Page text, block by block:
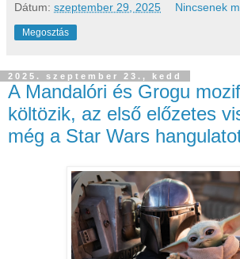
Dátum: szeptember 29, 2025 Nincsenek
Megosztás
2025. szeptember 23., kedd
A Mandalóri és Grogu
költözik, az első előzetes
még a Star Wars